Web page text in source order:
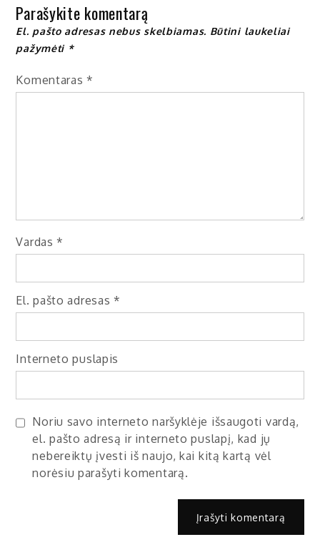
Parašykite komentarą
El. pašto adresas nebus skelbiamas. Būtini laukeliai
pažymėti *
Komentaras *
Vardas *
El. pašto adresas *
Interneto puslapis
Noriu savo interneto naršyklėje išsaugoti vardą,
el. pašto adresą ir interneto puslapį, kad jų
nebereiktų įvesti iš naujo, kai kitą kartą vėl
norėsiu parašyti komentarą.